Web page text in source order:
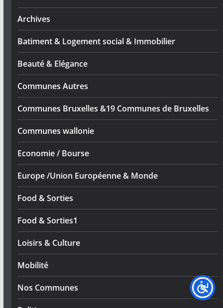
Archives
Batiment & Logement social & Immobilier
Beauté & Elégance
Communes Autres
Communes Bruxelles &19 Communes de Bruxelles
Communes wallonie
Economie / Bourse
Europe /Union Européenne & Monde
Food & Sorties
Food & Sorties1
Loisirs & Culture
Mobilité
Nos Communes